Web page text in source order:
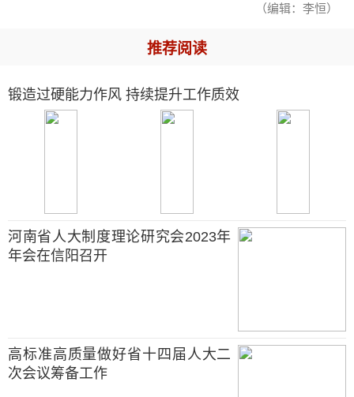
（编辑：李恒）
推荐阅读
锻造过硬能力作风 持续提升工作质效
河南省人大制度理论研究会2023年
年会在信阳召开
高标准高质量做好省十四届人大二
次会议筹备工作